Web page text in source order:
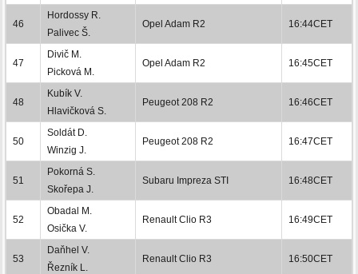
46
Hordossy R.
Palivec Š.
Opel Adam R2 16:44CET
47
Divič M.
Picková M.
Opel Adam R2 16:45CET
48
Kubík V.
Hlavičková S.
Peugeot 208 R2 16:46CET
50
Soldát D.
Winzig J.
Peugeot 208 R2 16:47CET
51
Pokorná S.
Skořepa J.
Subaru Impreza STI 16:48CET
52
Obadal M.
Osička V.
Renault Clio R3 16:49CET
53
Daňhel V.
Řezník L.
Renault Clio R3 16:50CET